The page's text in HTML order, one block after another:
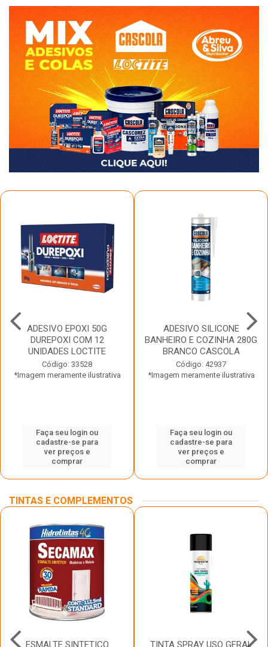
ADESIVO EPOXI 50G
DUREPOXI COM 12
UNIDADES LOCTITE
Código: 33528
*Imagem meramente ilustrativa
Faça seu login ou
cadastre-se para
ver preços e
comprar
ADESIVO SILICONE
BANHEIRO E COZINHA 280G
BRANCO CASCOLA
Código: 42937
*Imagem meramente ilustrativa
Faça seu login ou
cadastre-se para
ver preços e
comprar
TINTAS E COMPLEMENTOS
ESMALTE SINTETICO TINTA SPRAY USO GERAL